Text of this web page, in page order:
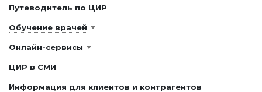
Путеводитель по ЦИР
Обучение врачей
Онлайн-сервисы
ЦИР в СМИ
Информация для клиентов и контрагентов